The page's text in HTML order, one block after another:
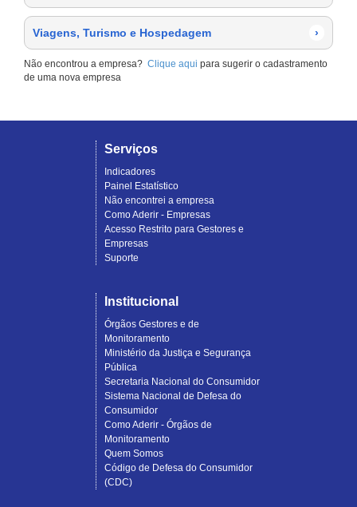
Viagens, Turismo e Hospedagem ›
Não encontrou a empresa? Clique aqui para sugerir o cadastramento
de uma nova empresa
Serviços
Indicadores
Painel Estatístico
Não encontrei a empresa
Como Aderir - Empresas
Acesso Restrito para Gestores e
Empresas
Suporte
Institucional
Órgãos Gestores e de
Monitoramento
Ministério da Justiça e Segurança
Pública
Secretaria Nacional do Consumidor
Sistema Nacional de Defesa do
Consumidor
Como Aderir - Órgãos de
Monitoramento
Quem Somos
Código de Defesa do Consumidor
(CDC)